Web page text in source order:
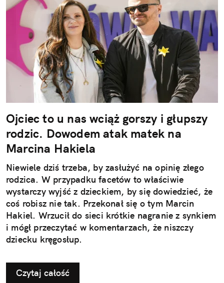
Ojciec to u nas wciąż gorszy i głupszy
rodzic. Dowodem atak matek na
Marcina Hakiela
Niewiele dziś trzeba, by zasłużyć na opinię złego
rodzica. W przypadku facetów to właściwie
wystarczy wyjść z dzieckiem, by się dowiedzieć, że
coś robisz nie tak. Przekonał się o tym Marcin
Hakiel. Wrzucił do sieci krótkie nagranie z synkiem
i mógł przeczytać w komentarzach, że niszczy
dziecku kręgosłup.
Czytaj całość